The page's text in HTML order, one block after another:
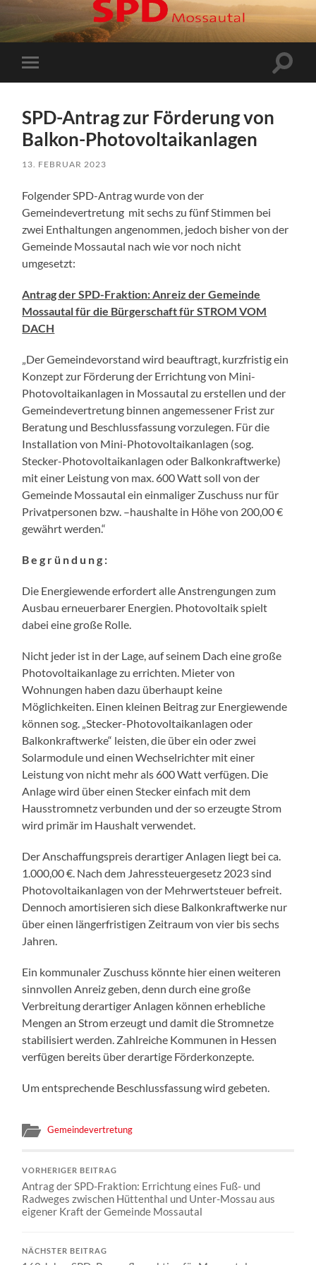
Mobile-
Menü
SPD-Antrag zur Förderung von
Balkon-Photovoltaikanlagen
13. FEBRUAR 2023
Folgender SPD-Antrag wurde von der
Gemeindevertretung mit sechs zu fünf Stimmen bei
zwei Enthaltungen angenommen, jedoch bisher von der
Gemeinde Mossautal nach wie vor noch nicht
umgesetzt:
Antrag der SPD-Fraktion: Anreiz der Gemeinde
Mossautal für die Bürgerschaft für STROM VOM
DACH
„Der Gemeindevorstand wird beauftragt, kurzfristig ein
Konzept zur Förderung der Errichtung von Mini-
Photovoltaikanlagen in Mossautal zu erstellen und der
Gemeindevertretung binnen angemessener Frist zur
Beratung und Beschlussfassung vorzulegen. Für die
Installation von Mini-Photovoltaikanlagen (sog.
Stecker-Photovoltaikanlagen oder Balkonkraftwerke)
mit einer Leistung von max. 600 Watt soll von der
Gemeinde Mossautal ein einmaliger Zuschuss nur für
Privatpersonen bzw. –haushalte in Höhe von 200,00 €
gewährt werden.“
B e g r ü n d u n g :
Die Energiewende erfordert alle Anstrengungen zum
Ausbau erneuerbarer Energien. Photovoltaik spielt
dabei eine große Rolle.
Nicht jeder ist in der Lage, auf seinem Dach eine große
Photovoltaikanlage zu errichten. Mieter von
Wohnungen haben dazu überhaupt keine
Möglichkeiten. Einen kleinen Beitrag zur Energiewende
können sog. „Stecker-Photovoltaikanlagen oder
Balkonkraftwerke“ leisten, die über ein oder zwei
Solarmodule und einen Wechselrichter mit einer
Leistung von nicht mehr als 600 Watt verfügen. Die
Anlage wird über einen Stecker einfach mit dem
Hausstromnetz verbunden und der so erzeugte Strom
wird primär im Haushalt verwendet.
Der Anschaffungspreis derartiger Anlagen liegt bei ca.
1.000,00 €. Nach dem Jahressteuergesetz 2023 sind
Photovoltaikanlagen von der Mehrwertsteuer befreit.
Dennoch amortisieren sich diese Balkonkraftwerke nur
über einen längerfristigen Zeitraum von vier bis sechs
Jahren.
Ein kommunaler Zuschuss könnte hier einen weiteren
sinnvollen Anreiz geben, denn durch eine große
Verbreitung derartiger Anlagen können erhebliche
Mengen an Strom erzeugt und damit die Stromnetze
stabilisiert werden. Zahlreiche Kommunen in Hessen
verfügen bereits über derartige Förderkonzepte.
Um entsprechende Beschlussfassung wird gebeten.
Gemeindevertretung
VORHERIGER BEITRAG
Antrag der SPD-Fraktion: Errichtung eines Fuß- und
Radweges zwischen Hüttenthal und Unter-Mossau aus
eigener Kraft der Gemeinde Mossautal
NÄCHSTER BEITRAG